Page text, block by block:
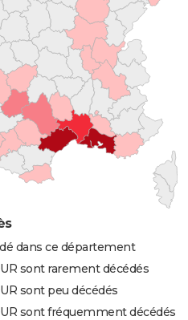
dans ce département
sont rarement décédés
sont peu décédés
sont fréquemment décédés